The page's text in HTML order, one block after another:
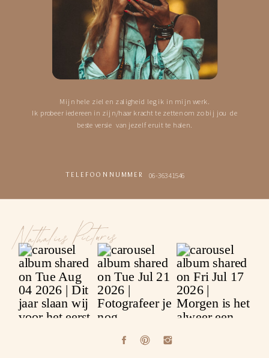
Nathalies Pictures
06-36341546
TELEFOONNUMMER
Mijn hele ziel en zaligheid leg ik in mijn werk.
Ik probeer iedereen in zijn/haar kracht te zetten om zo bij jou de
beste versie van jezelf eruit te halen.